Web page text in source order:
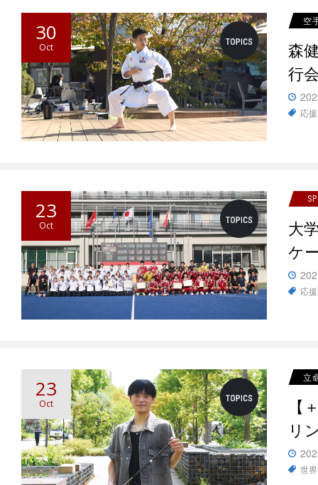
30
Oct
空
森
行
応援
23
Oct
大
ケ
応援
23
Oct
立
【
リ
世